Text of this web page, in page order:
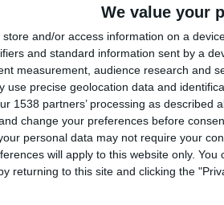
We value your
store and/or access information on a
and standard information sent by a
measurement, audience research and
use precise geolocation data and
1538 partners’ processing as described
change your preferences before
personal data may not require your
will apply to this website only.
returning to this site and clicking the
GESAMT
7
BEWERBE
RANKING NACH BEWERBEN
Bundesliga